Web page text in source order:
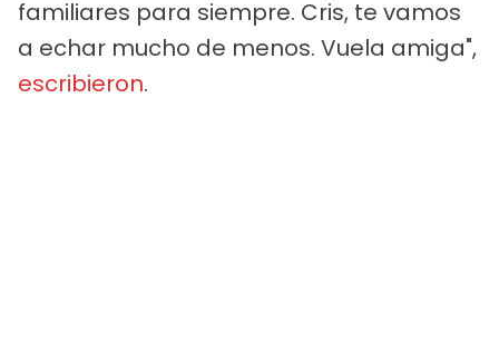
familiares para siempre. Cris, te vamos
a echar mucho de menos. Vuela amiga",
escribieron.